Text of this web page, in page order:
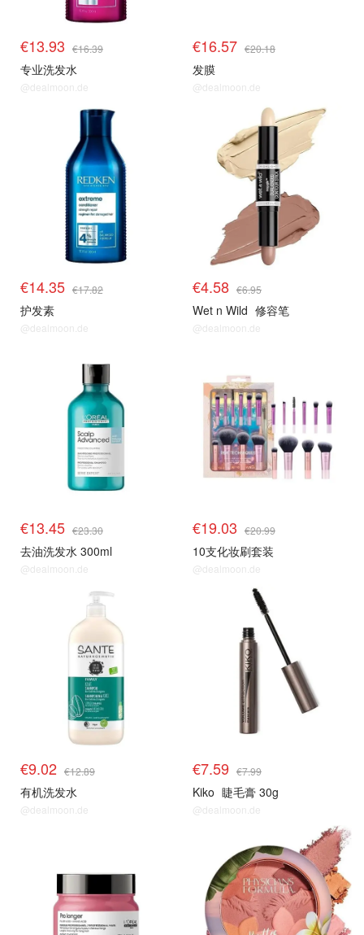
€13.93 €16.39
专业洗发水
@dealmoon.de
€16.57 €20.18
发膜
@dealmoon.de
€14.35 €17.82
护发素
@dealmoon.de
€4.58 €6.95
Wet n Wild 修容笔
@dealmoon.de
€13.45 €23.30
去油洗发水 300ml
@dealmoon.de
€19.03 €20.99
10支化妆刷套装
@dealmoon.de
€9.02 €12.89
有机洗发水
@dealmoon.de
€7.59 €7.99
Kiko 睫毛膏 30g
@dealmoon.de